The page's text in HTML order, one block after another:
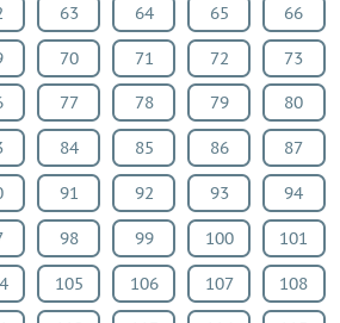
63 64 65 66
70 71 72 73
77 78 79 80
84 85 86 87
91 92 93 94
98 99 100 101
105 106 107 108